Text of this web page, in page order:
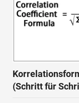
(Schritt für